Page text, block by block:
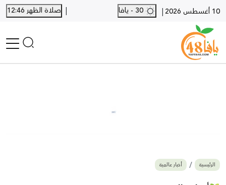
10 أغسطس 2026 |
| صلاة الظهر 12:46
بيع وشراء
أخبار القدس
الرئيسية أخبار عالمية